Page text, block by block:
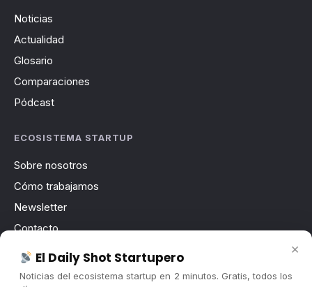
Noticias
Actualidad
Glosario
Comparaciones
Pódcast
ECOSISTEMA STARTUP
Sobre nosotros
Cómo trabajamos
Newsletter
Contacto
Publicidad
Convocatorias
×
El Daily Shot Startupero
Noticias del ecosistema startup en 2 minutos. Gratis, todos los